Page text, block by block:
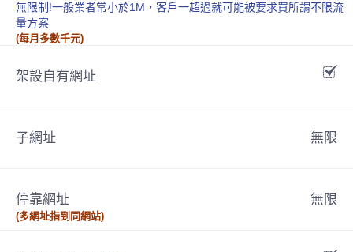
無限制!一般業者常小於1M，客戶一超過就可能被要求買所謂不限流
量方案
(每月多數千元)
架設自有網址
子網址 無限
停靠網址
(多網址指到同網站)
無限